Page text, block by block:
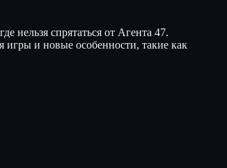
нельзя спрятаться от Агента 47.
и новые особенности, такие как